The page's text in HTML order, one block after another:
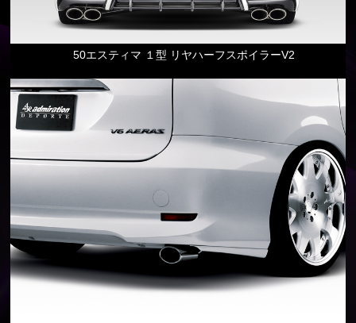
50エスティマ １型 リヤハーフスポイラーV2